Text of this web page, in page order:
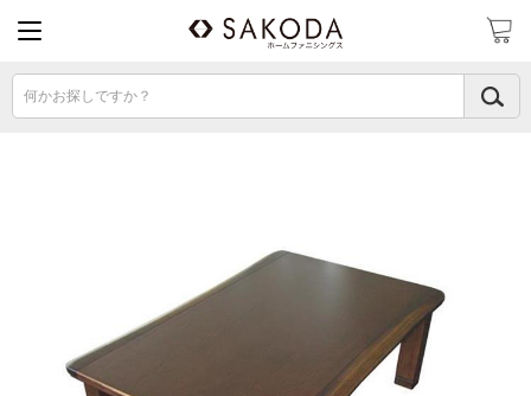
何かお探しですか？